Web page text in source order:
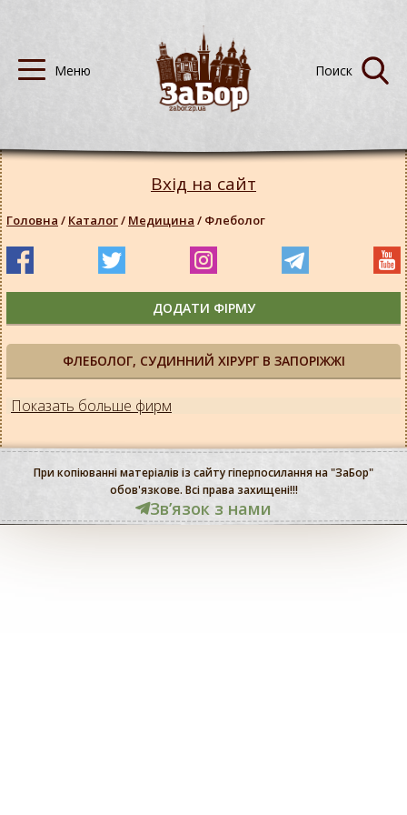
ФЛЕБОЛОГ, СУДИННИЙ ХІРУРГ В ЗАПОРІЖЖІ
Показать больше фирм
Вхід на сайт
Головна / Каталог/ Медицина / Флеболог
ДОДАТИ ФІРМУ
При копіюванні матеріалів із сайту гіперпосилання на "ЗаБор"
обов'язкове. Всі права захищені!!!
Звʼязок з нами